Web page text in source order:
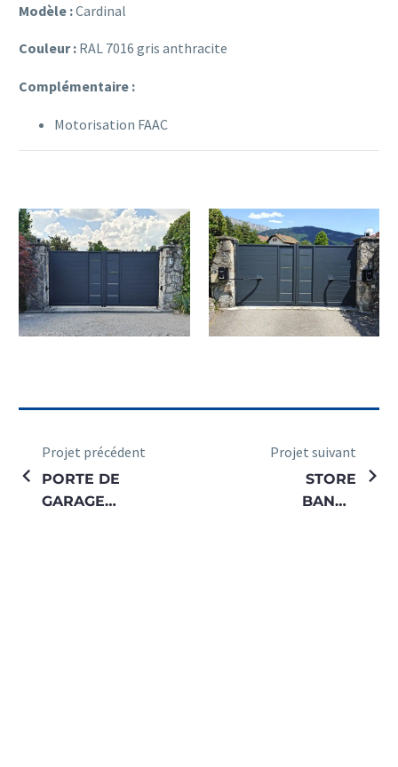
Modèle :Cardinal
Couleur : RAL 7016 gris anthracite
Complémentaire :
Motorisation FAAC
Projet précédent
PORTE DE
GARAGE
Projet suivant
STORE
BANNE